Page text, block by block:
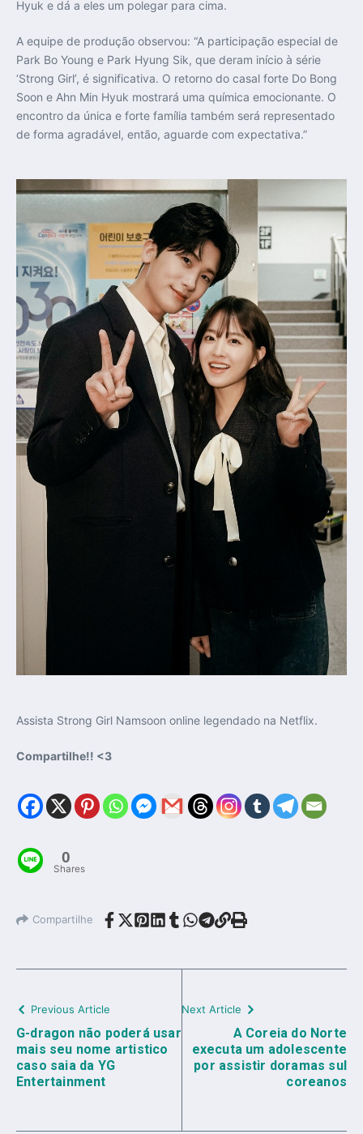
Hyuk e dá a eles um polegar para cima.
A equipe de produção observou: “A participação especial de
Park Bo Young e Park Hyung Sik, que deram início à série
‘Strong Girl’, é significativa. O retorno do casal forte Do Bong
Soon e Ahn Min Hyuk mostrará uma química emocionante. O
encontro da única e forte família também será representado
de forma agradável, então, aguarde com expectativa.”
Assista Strong Girl Namsoon online legendado na Netflix.
Compartilhe!! <3
0
Shares
Compartilhe
Previous Article
G-dragon não poderá usar
mais seu nome artistico
caso saia da YG
Entertainment
Next Article
A Coreia do Norte
executa um adolescente
por assistir doramas sul
coreanos